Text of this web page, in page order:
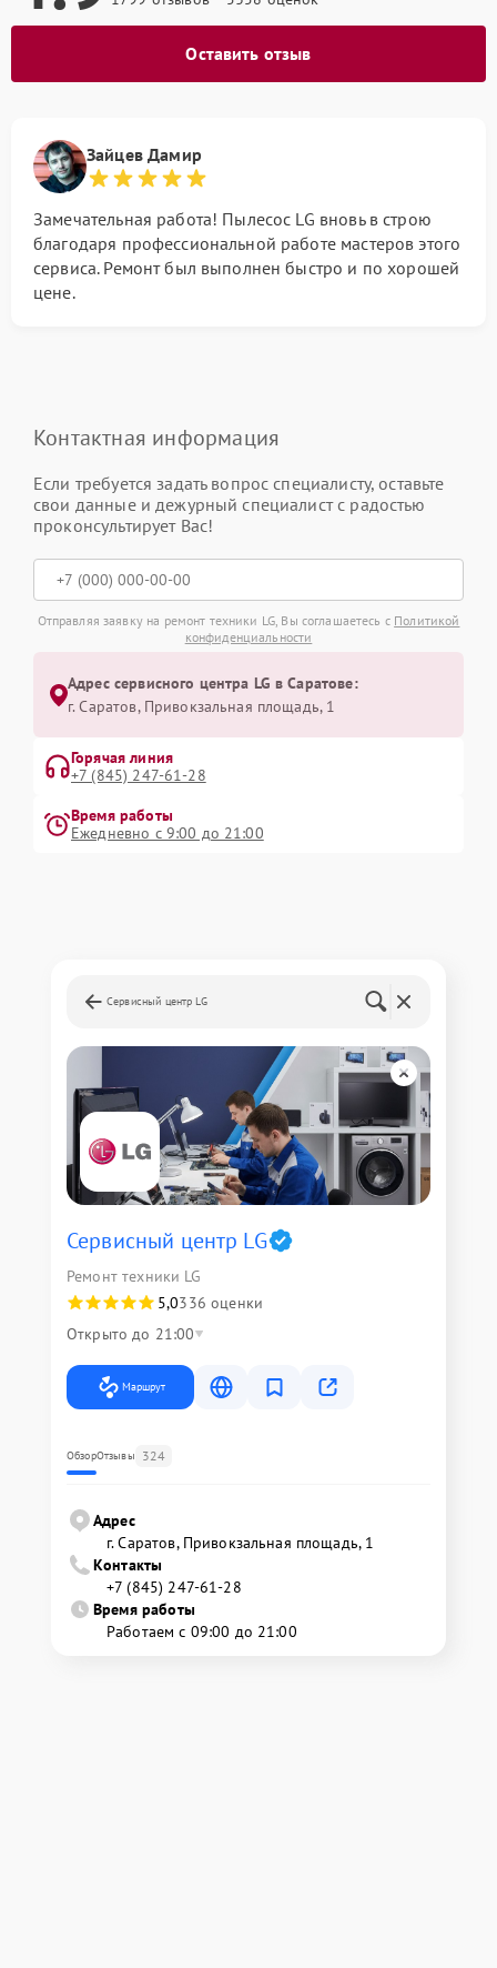
Оставить отзыв
Зайцев Дамир
Замечательная работа! Пылесос LG вновь в строю
благодаря профессиональной работе мастеров этого
сервиса. Ремонт был выполнен быстро и по хорошей
цене.
Контактная информация
Если требуется задать вопрос специалисту, оставьте
свои данные и дежурный специалист с радостью
проконсультирует Вас!
Отправляя заявку на ремонт техники LG, Вы соглашаетесь с Политикой
конфиденциальности
Адрес сервисного центра LG в Саратове:
г. Саратов, Привокзальная площадь, 1
Горячая линия
+7 (845) 247-61-28
Время работы
Ежедневно с 9:00 до 21:00
Сервисный центр LG
Сервисный центр LG
Ремонт техники LG
5,0336 оценки
Открыто до 21:00
Маршрут
ОбзорОтзывы 324
Адрес
г. Саратов, Привокзальная площадь, 1
Контакты
+7 (845) 247-61-28
Время работы
Работаем с 09:00 до 21:00